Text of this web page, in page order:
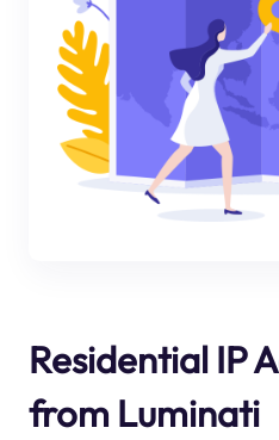
Residential IP
from Luminati